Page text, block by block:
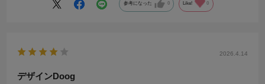
参考になった 0 Like! 0
2026.4.14
デザインDoog